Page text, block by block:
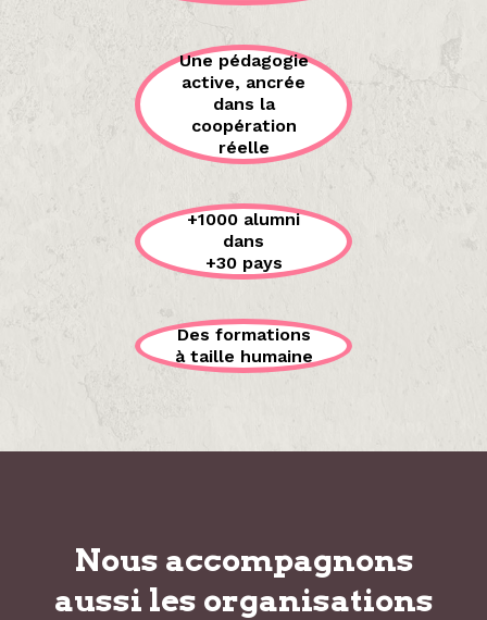
Une pédagogie
active, ancrée
dans la
coopération
réelle
+1000 alumni
dans
+30 pays
Des formations
à taille humaine
Nous accompagnons
aussi les organisations